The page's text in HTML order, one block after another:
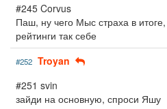
#245 Corvus
Паш, ну чего Мыс страха в
рейтинги так себе
#252 Troyan
#251 svin
зайди на основную, спроси Яшу